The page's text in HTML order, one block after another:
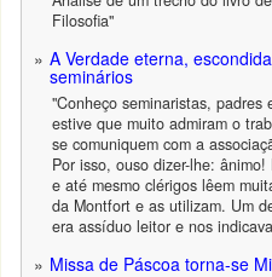
Filosofia"
A Verdade eterna,
seminários
"Conheço seminaristas, padres
estive que muito admiram o
se comuniquem com a
Por isso, ouso dizer-lhe:
e até mesmo clérigos lêem
da Montfort e as utilizam. Um
era assíduo leitor e nos
Missa de Páscoa torna-se